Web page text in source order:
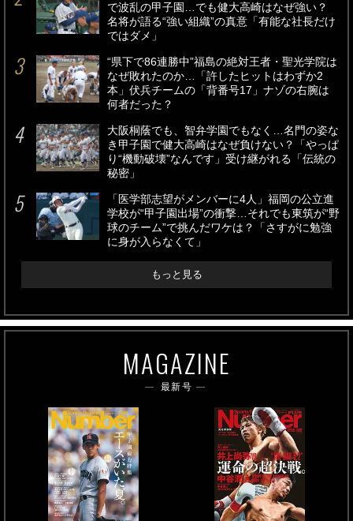
で波乱の甲子園…でも健大高崎はなぜ強い？
名将が語る“強い組織”の真意「有能な社長だけ
ではダメ」
“県下で86連勝中”福島の絶対王者・聖光学院は
なぜ敗れたのか…「許したヒットはわずか2
本」伏兵チームの「背番号17」ナゾの右腕は
何者だった？
大阪桐蔭でも、智弁学園でもなく…名門の姿な
き甲子園で健大高崎はなぜ負けない？「やっぱ
り“機動破壊”なんです」受け継がれる「伝統の
秘密」
「医学部志望がメンバーに4人」福岡の公立進
学校が“甲子園出場”の衝撃…それでも東筑が“野
球のチーム”で挑んだワケは？「さすがに勉強
に身が入らなくて」
もっと見る
MAGAZINE
最新号